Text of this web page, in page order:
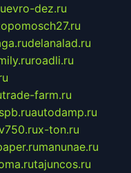
evro-dez.ru
delanalad.ru
roadli.ru
trade-farm.ru
autodamp.ru
x-ton.ru
manunae.ru
tajuncos.ru